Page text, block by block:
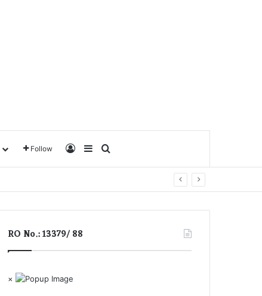
Follow Log InSidebar
RO No.: 13379/ 88
×